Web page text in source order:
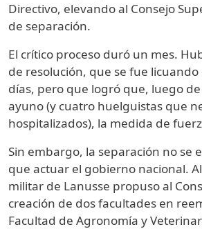
Directivo, elevando al Consejo
de separación.
El crítico proceso duró un mes.
de resolución, que se fue licuando
días, pero que logró que, luego
ayuno (y cuatro huelguistas que
hospitalizados), la medida de
Sin embargo, la separación no se
que actuar el gobierno nacional.
militar de Lanusse propuso al
creación de dos facultades en
Facultad de Agronomía y